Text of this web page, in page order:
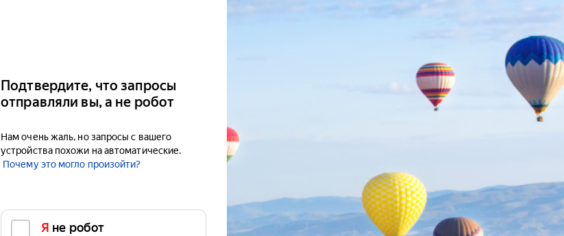
Подтвердите, что запросы
отправляли вы, а не робот
Нам очень жаль, но запросы с вашего
устройства похожи на автоматические.
Почему это могло произойти?
Я не робот